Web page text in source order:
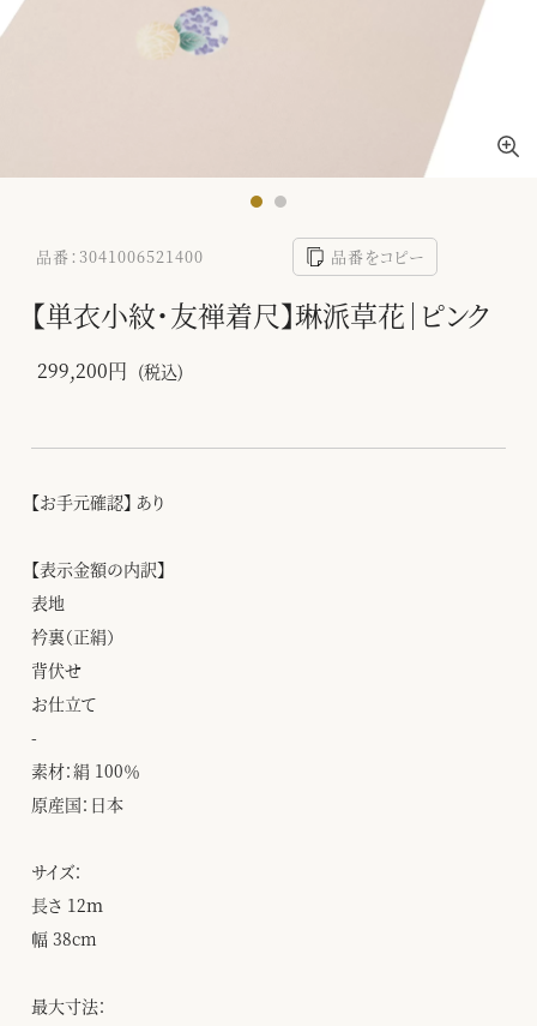
品番：3041006521400 品番をコピー
【単衣小紋・友禅着尺】琳派草花｜ピンク
299,200円 (税込)
【お手元確認】 あり
【表示金額の内訳】
表地
衿裏（正絹）
背伏せ
お仕立て
-
素材：絹 100％
原産国：日本
サイズ：
長さ 12ｍ
幅 38cm
最大寸法：